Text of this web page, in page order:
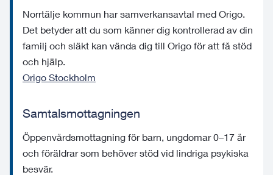
Norrtälje kommun har samverkansavtal med Origo.
Det betyder att du som känner dig kontrollerad av din
familj och släkt kan vända dig till Origo för att få stöd
och hjälp.
Origo Stockholm
Samtalsmottagningen
Öppenvårdsmottagning för barn, ungdomar 0–17 år
och föräldrar som behöver stöd vid lindriga psykiska
besvär.